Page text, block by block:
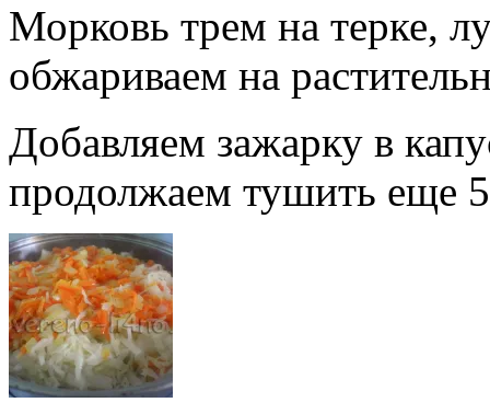
Морковь трем на терке,
обжариваем на
Добавляем зажарку в
продолжаем тушить еще